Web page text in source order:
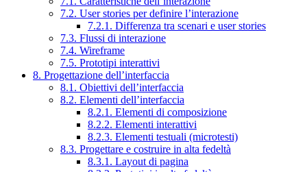
7.2. User stories per definire l’interazione
7.2.1. Differenza tra scenari e user stories
7.3. Flussi di interazione
7.4. Wireframe
7.5. Prototipi interattivi
8. Progettazione dell’interfaccia
8.1. Obiettivi dell’interfaccia
8.2. Elementi dell’interfaccia
8.2.1. Elementi di composizione
8.2.2. Elementi interattivi
8.2.3. Elementi testuali (microtesti)
8.3. Progettare e costruire in alta fedeltà
8.3.1. Layout di pagina